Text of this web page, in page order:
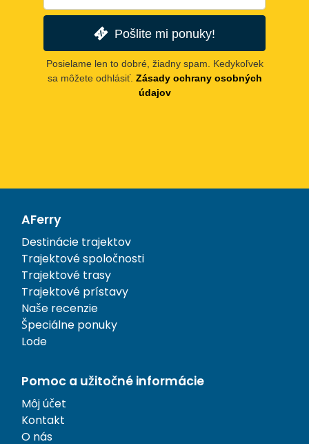
Pošlite mi ponuky!
Posielame len to dobré, žiadny spam. Kedykoľvek
sa môžete odhlásiť. Zásady ochrany osobných
údajov
AFerry
Destinácie trajektov
Trajektové spoločnosti
Trajektové trasy
Trajektové prístavy
Naše recenzie
Špeciálne ponuky
Lode
Pomoc a užitočné informácie
Môj účet
Kontakt
O nás